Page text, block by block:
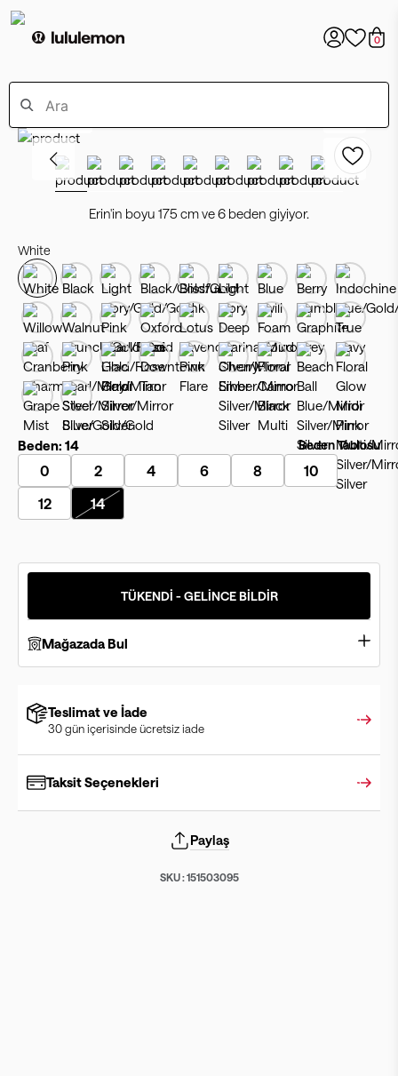
0
Erin'in boyu 175 cm ve 6 beden giyiyor.
White
Beden: 14 Beden Tablosu
0 2 4 6 8
10
12
14
TÜKENDİ - GELİNCE BİLDİR
Mağazada Bul
Teslimat ve İade
30 gün içerisinde ücretsiz iade
Taksit Seçenekleri
Paylaş
SKU :151503095